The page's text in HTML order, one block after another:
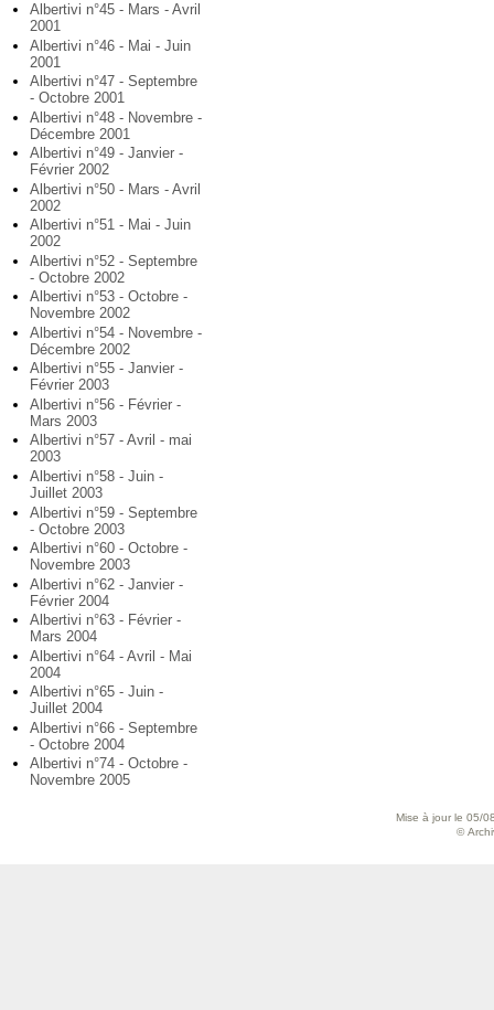
Albertivi n°45 - Mars - Avril
2001
Albertivi n°46 - Mai - Juin
2001
Albertivi n°47 - Septembre
- Octobre 2001
Albertivi n°48 - Novembre -
Décembre 2001
Albertivi n°49 - Janvier -
Février 2002
Albertivi n°50 - Mars - Avril
2002
Albertivi n°51 - Mai - Juin
2002
Albertivi n°52 - Septembre
- Octobre 2002
Albertivi n°53 - Octobre -
Novembre 2002
Albertivi n°54 - Novembre -
Décembre 2002
Albertivi n°55 - Janvier -
Février 2003
Albertivi n°56 - Février -
Mars 2003
Albertivi n°57 - Avril - mai
2003
Albertivi n°58 - Juin -
Juillet 2003
Albertivi n°59 - Septembre
- Octobre 2003
Albertivi n°60 - Octobre -
Novembre 2003
Albertivi n°62 - Janvier -
Février 2004
Albertivi n°63 - Février -
Mars 2004
Albertivi n°64 - Avril - Mai
2004
Albertivi n°65 - Juin -
Juillet 2004
Albertivi n°66 - Septembre
- Octobre 2004
Albertivi n°74 - Octobre -
Novembre 2005
Mise à jour le 05/
©